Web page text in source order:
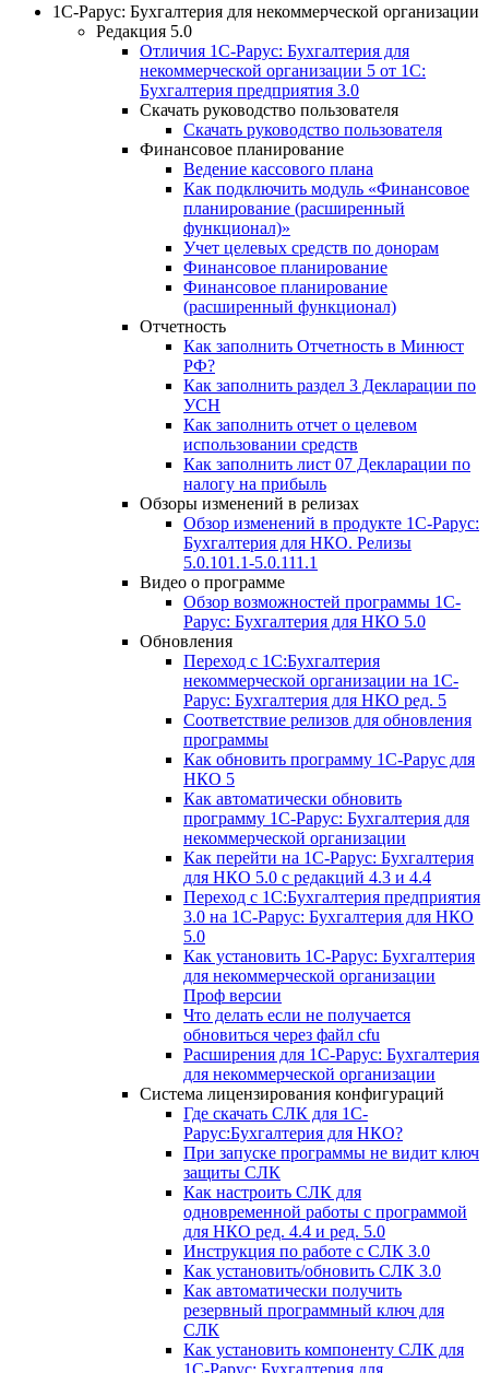
1С-Рарус: Бухгалтерия для некоммерческой организации
Редакция 5.0
Отличия 1С-Рарус: Бухгалтерия для
некоммерческой организации 5 от 1С:
Бухгалтерия предприятия 3.0
Скачать руководство пользователя
Скачать руководство пользователя
Финансовое планирование
Ведение кассового плана
Как подключить модуль «Финансовое
планирование (расширенный
функционал)»
Учет целевых средств по донорам
Финансовое планирование
Финансовое планирование
(расширенный функционал)
Отчетность
Как заполнить Отчетность в Минюст
РФ?
Как заполнить раздел 3 Декларации по
УСН
Как заполнить отчет о целевом
использовании средств
Как заполнить лист 07 Декларации по
налогу на прибыль
Обзоры изменений в релизах
Обзор изменений в продукте 1С-Рарус:
Бухгалтерия для НКО. Релизы
5.0.101.1-5.0.111.1
Видео о программе
Обзор возможностей программы 1С-
Рарус: Бухгалтерия для НКО 5.0
Обновления
Переход с 1С:Бухгалтерия
некоммерческой организации на 1С-
Рарус: Бухгалтерия для НКО ред. 5
Соответствие релизов для обновления
программы
Как обновить программу 1С-Рарус для
НКО 5
Как автоматически обновить
программу 1С-Рарус: Бухгалтерия для
некоммерческой организации
Как перейти на 1С-Рарус: Бухгалтерия
для НКО 5.0 с редакций 4.3 и 4.4
Переход с 1С:Бухгалтерия предприятия
3.0 на 1С-Рарус: Бухгалтерия для НКО
5.0
Как установить 1С-Рарус: Бухгалтерия
для некоммерческой организации
Проф версии
Что делать если не получается
обновиться через файл cfu
Расширения для 1С-Рарус: Бухгалтерия
для некоммерческой организации
Система лицензирования конфигураций
Где скачать СЛК для 1С-
Рарус:Бухгалтерия для НКО?
При запуске программы не видит ключ
защиты СЛК
Как настроить СЛК для
одновременной работы с программой
для НКО ред. 4.4 и ред. 5.0
Инструкция по работе с СЛК 3.0
Как установить/обновить СЛК 3.0
Как автоматически получить
резервный программный ключ для
СЛК
Как установить компоненту СЛК для
1С-Рарус: Бухгалтерия для